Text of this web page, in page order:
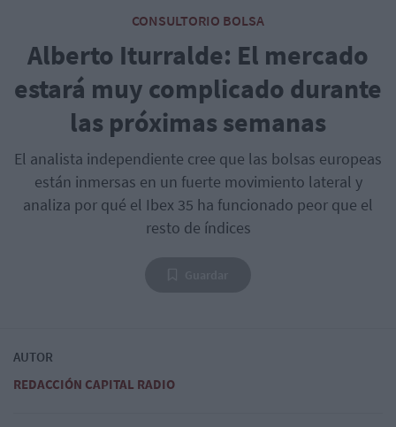
CONSULTORIO BOLSA
Alberto Iturralde: El mercado
estará muy complicado durante
las próximas semanas
El analista independiente cree que las bolsas europeas
están inmersas en un fuerte movimiento lateral y
analiza por qué el Ibex 35 ha funcionado peor que el
resto de índices
AUTOR
REDACCIÓN CAPITAL RADIO